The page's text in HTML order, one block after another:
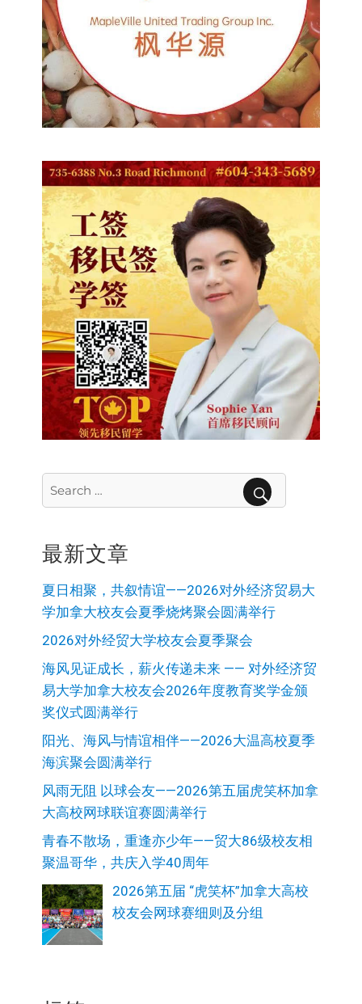
for:
最新文章
夏日相聚，共叙情谊——2026对外经济贸易大
学加拿大校友会夏季烧烤聚会圆满举行
2026对外经贸大学校友会夏季聚会
海风见证成长，薪火传递未来 —— 对外经济贸
易大学加拿大校友会2026年度教育奖学金颁
奖仪式圆满举行
阳光、海风与情谊相伴——2026大温高校夏季
海滨聚会圆满举行
风雨无阻 以球会友——2026第五届虎笑杯加拿
大高校网球联谊赛圆满举行
青春不散场，重逢亦少年——贸大86级校友相
聚温哥华，共庆入学40周年
2026第五届 “虎笑杯”加拿大高校
校友会网球赛细则及分组